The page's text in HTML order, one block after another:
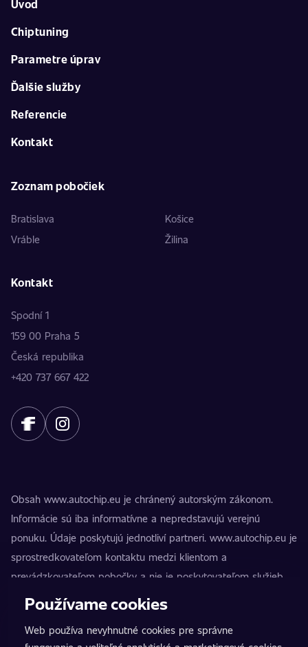
Úvod
Chiptuning
Parametre úprav
Ďalšie služby
Referencie
Kontakt
Zoznam pobočiek
Bratislava
Košice
Vráble
Žilina
Kontakt
Spodní 1
159 00 Praha 5
Česká republika
+420 737 667 422
Obsah www.autochip.eu je chránený autorským zákonom.
Informácie sú iba informatívne a nepredstavujú verejnú
ponuku. Údaje poskytujú jednotliví partneri. www.autochip.eu je
sprostredkovateľom kontaktu medzi klientom a
prevádzkovateľom pobočky a nie je poskytovateľom služieb.
AutoChip® je registrovaná ochranná známka Petra Kučeru.
technickej nespôsobilosti vozidla na premávku na pozemných
Používame cookies
Web používa nevyhnutné cookies pre správne